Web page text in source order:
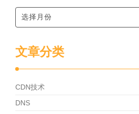
文章分类
CDN技术
DNS